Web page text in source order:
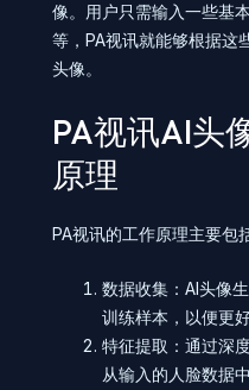
像。用户只需输入一些基
等，PA视讯就能够根据这
头像。
PA视讯AI头
原理
PA视讯的工作原理主要包
数据收集：AI头像
训练样本，以便更
特征提取：通过深
从输入的人脸数据